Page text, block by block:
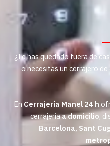
¿Te has quedado fuera de
o necesitas un cerrajero
En Cerrajería Manel 24 h
cerrajeríaa domicilio,
Barcelona, Sant